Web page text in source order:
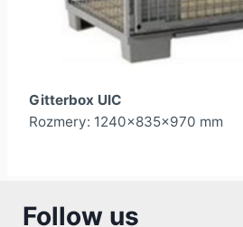
Gitterbox UIC
Rozmery: 1240x835x970 mm
Follow us